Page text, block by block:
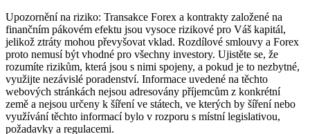
Upozornění na riziko: Transakce Forex a kontrakty založené na
finančním pákovém efektu jsou vysoce rizikové pro Váš kapitál,
jelikož ztráty mohou převyšovat vklad. Rozdílové smlouvy a Forex
proto nemusí být vhodné pro všechny investory. Ujistěte se, že
rozumíte rizikům, která jsou s nimi spojeny, a pokud je to nezbytné,
využijte nezávislé poradenství. Informace uvedené na těchto
webových stránkách nejsou adresovány příjemcům z konkrétní
země a nejsou určeny k šíření ve státech, ve kterých by šíření nebo
využívání těchto informací bylo v rozporu s místní legislativou,
požadavky a regulacemi.